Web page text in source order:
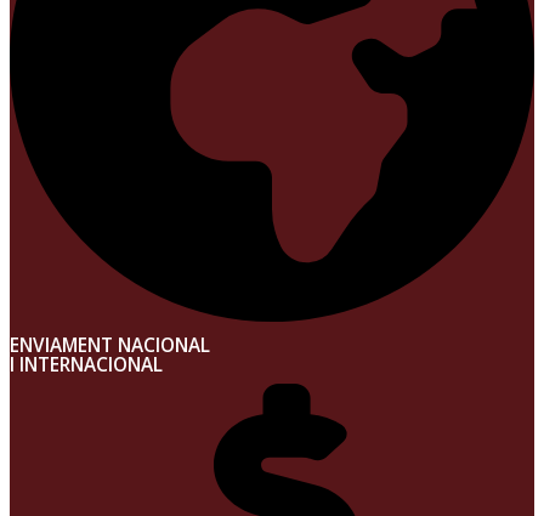
ENVIAMENT NACIONAL
I INTERNACIONAL